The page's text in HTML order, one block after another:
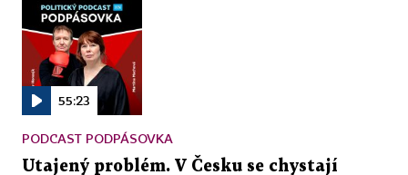
55:23
PODCAST PODPÁSOVKA
Utajený problém. V Česku se chystají